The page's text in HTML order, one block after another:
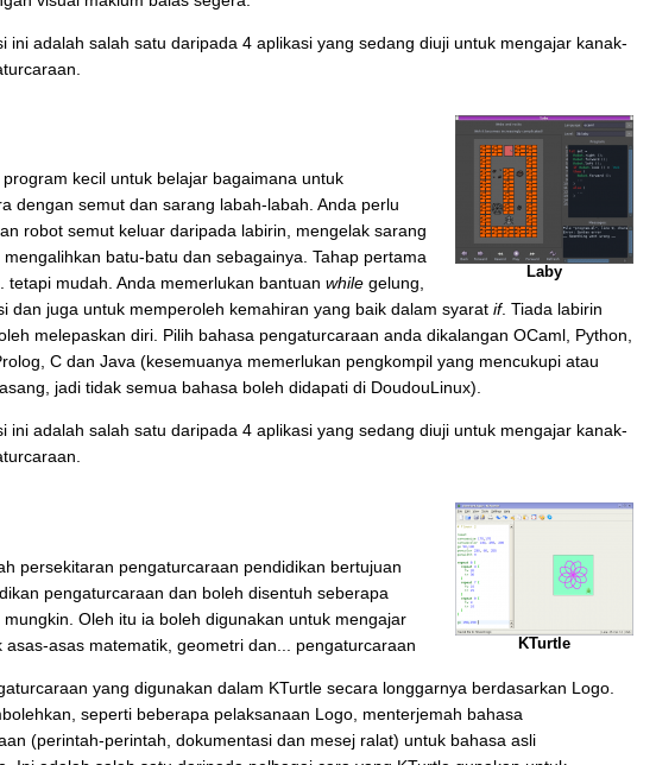
ini adalah salah satu daripada 4 aplikasi yang sedang diuji untuk mengajar kanak-
Laby
kecil untuk belajar bagaimana untuk
dengan semut dan sarang labah-labah. Anda perlu
robot semut keluar daripada labirin, mengelak sarang
mengalihkan batu-batu dan sebagainya. Tahap pertama
tetapi mudah. Anda memerlukan bantuan whilegelung,
dan juga untuk memperoleh kemahiran yang baik dalam syarat if. Tiada labirin
melepaskan diri. Pilih bahasa pengaturcaraan anda dikalangan OCaml, Python,
C dan Java (kesemuanya memerlukan pengkompil yang mencukupi atau
jadi tidak semua bahasa boleh didapati di DoudouLinux).
ini adalah salah satu daripada 4 aplikasi yang sedang diuji untuk mengajar kanak-
KTurtle
persekitaran pengaturcaraan pendidikan bertujuan
pengaturcaraan dan boleh disentuh seberapa
mungkin. Oleh itu ia boleh digunakan untuk mengajar
asas-asas matematik, geometri dan... pengaturcaraan
yang digunakan dalam KTurtle secara longgarnya berdasarkan Logo.
seperti beberapa pelaksanaan Logo, menterjemah bahasa
(perintah-perintah, dokumentasi dan mesej ralat) untuk bahasa asli